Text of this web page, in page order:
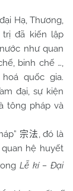
Hạ, Thương,
trị đã kiến lập
như quan
binh chế …,
quốc gia.
đại, sự kiện
tông pháp và
宗法, đó là
hệ huyết
Lễ kí – Đại